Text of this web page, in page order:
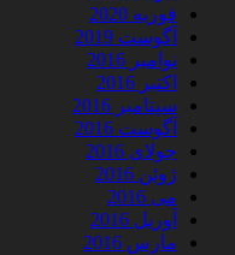
فوریه 2020
آگوست 2019
نوامبر 2016
اکتبر 2016
سپتامبر 2016
آگوست 2016
جولای 2016
ژوئن 2016
می 2016
آوریل 2016
مارس 2016